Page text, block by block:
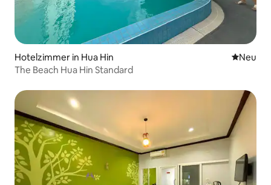
Hotelzimmer in Hua Hin Neue
Neu
The Beach Hua Hin Standard